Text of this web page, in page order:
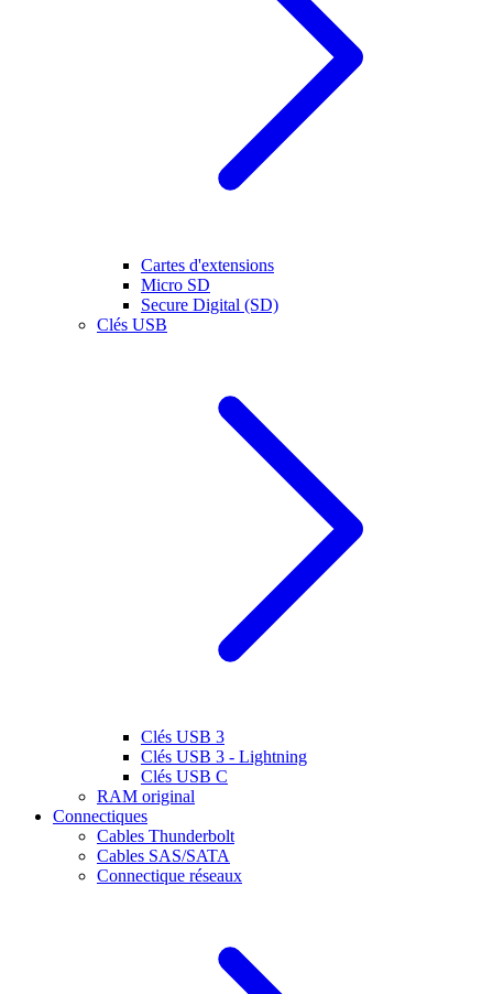
Cartes d'extensions
Micro SD
Secure Digital (SD)
Clés USB
Clés USB 3
Clés USB 3 - Lightning
Clés USB C
RAM original
Connectiques
Cables Thunderbolt
Cables SAS/SATA
Connectique réseaux